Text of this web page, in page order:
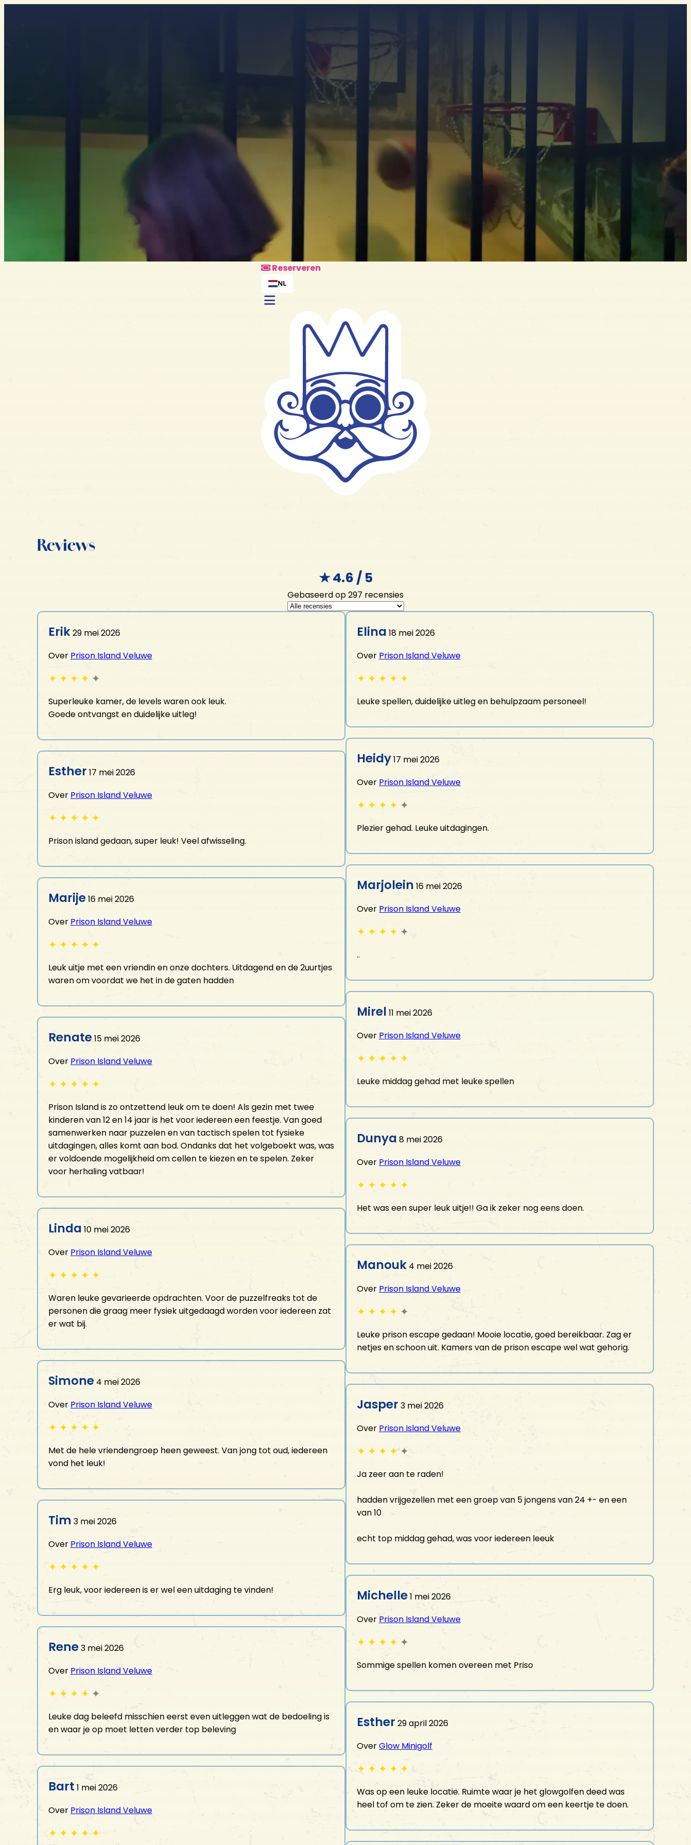
Reserveren Ontdek alle arrangementen
Reserveren
NL
Prison Island Veluwe
Glow Minigolf
MINI Cooper tour
Luchtbuksschieten
VOOR WIE?
Vrijgezellenfeest voor haar
Prison Island Veluwe
Boogschieten & Luchtbuksschieten
Neem contact op
Openingstijden
Reviews
★ 4.6 / 5
Gebaseerd op 297 recensies
Erik29 mei 2026
Over Prison Island Veluwe
✦ ✦ ✦ ✦ ✦
Superleuke kamer, de levels waren ook leuk.
Goede ontvangst en duidelijke uitleg!
Esther 17 mei 2026
Over Prison Island Veluwe
✦ ✦ ✦ ✦ ✦
Prison island gedaan, super leuk! Veel afwisseling.
Marije16 mei 2026
Over Prison Island Veluwe
✦ ✦ ✦ ✦ ✦
Leuk uitje met een vriendin en onze dochters. Uitdagend en de 2uurtjes
waren om voordat we het in de gaten hadden
Renate15 mei 2026
Over Prison Island Veluwe
✦ ✦ ✦ ✦ ✦
Prison Island is zo ontzettend leuk om te doen! Als gezin met twee
kinderen van 12 en 14 jaar is het voor iedereen een feestje. Van goed
samenwerken naar puzzelen en van tactisch spelen tot fysieke
uitdagingen, alles komt aan bod. Ondanks dat het volgeboekt was, was
er voldoende mogelijkheid om cellen te kiezen en te spelen. Zeker
voor herhaling vatbaar!
Linda 10 mei 2026
Over Prison Island Veluwe
✦ ✦ ✦ ✦ ✦
Waren leuke gevarieerde opdrachten. Voor de puzzelfreaks tot de
personen die graag meer fysiek uitgedaagd worden voor iedereen zat
er wat bij.
Simone 4 mei 2026
Over Prison Island Veluwe
✦ ✦ ✦ ✦ ✦
Met de hele vriendengroep heen geweest. Van jong tot oud, iedereen
vond het leuk!
Tim 3 mei 2026
Over Prison Island Veluwe
✦ ✦ ✦ ✦ ✦
Erg leuk, voor iedereen is er wel een uitdaging te vinden!
Rene3 mei 2026
Over Prison Island Veluwe
✦ ✦ ✦ ✦ ✦
Leuke dag beleefd misschien eerst even uitleggen wat de bedoeling is
en waar je op moet letten verder top beleving
Bart 1 mei 2026
Over Prison Island Veluwe
✦ ✦ ✦ ✦ ✦
Elina 18 mei 2026
Over Prison Island Veluwe
✦ ✦ ✦ ✦ ✦
Leuke spellen, duidelijke uitleg en behulpzaam personeel!
Heidy17 mei 2026
Over Prison Island Veluwe
✦ ✦ ✦ ✦ ✦
Plezier gehad. Leuke uitdagingen.
Marjolein 16 mei 2026
Over Prison Island Veluwe
✦ ✦ ✦ ✦ ✦
..
Mirel 11 mei 2026
Over Prison Island Veluwe
✦ ✦ ✦ ✦ ✦
Leuke middag gehad met leuke spellen
Dunya 8 mei 2026
Over Prison Island Veluwe
✦ ✦ ✦ ✦ ✦
Het was een super leuk uitje!! Ga ik zeker nog eens doen.
Manouk 4 mei 2026
Over Prison Island Veluwe
✦ ✦ ✦ ✦ ✦
Leuke prison escape gedaan! Mooie locatie, goed bereikbaar. Zag er
netjes en schoon uit. Kamers van de prison escape wel wat gehorig.
Jasper 3 mei 2026
Over Prison Island Veluwe
✦ ✦ ✦ ✦ ✦
Ja zeer aan te raden!
hadden vrijgezellen met een groep van 5 jongens van 24 +- en een
van 10
echt top middag gehad, was voor iedereen leeuk
Michelle1 mei 2026
Over Prison Island Veluwe
✦ ✦ ✦ ✦ ✦
Sommige spellen komen overeen met Priso
Esther 29 april 2026
OverGlow Minigolf
✦ ✦ ✦ ✦ ✦
Was op een leuke locatie. Ruimte waar je het glowgolfen deed was
heel tof om te zien. Zeker de moeite waard om een keertje te doen.